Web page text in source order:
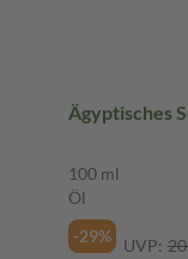
Ägyptisches
100 ml
Öl
-29%
UVP: